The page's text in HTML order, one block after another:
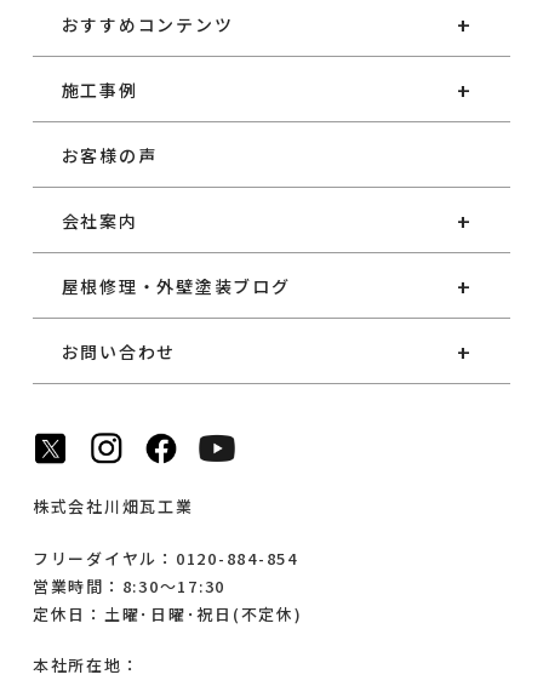
おすすめコンテンツ
施工事例
お客様の声
会社案内
屋根修理・外壁塗装ブログ
お問い合わせ
株式会社川畑瓦工業
フリーダイヤル：0120-884-854
営業時間：8:30～17:30
定休日：土曜･日曜･祝日(不定休)
本社所在地：